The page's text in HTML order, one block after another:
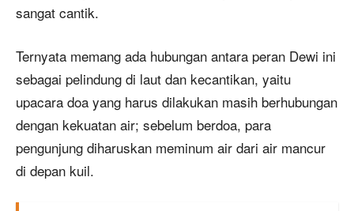
sangat cantik.
Ternyata memang ada hubungan antara peran Dewi ini
sebagai pelindung di laut dan kecantikan, yaitu
upacara doa yang harus dilakukan masih berhubungan
dengan kekuatan air; sebelum berdoa, para
pengunjung diharuskan meminum air dari air mancur
di depan kuil.